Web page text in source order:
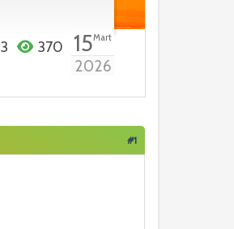
3 370 15Mart
2026
#1